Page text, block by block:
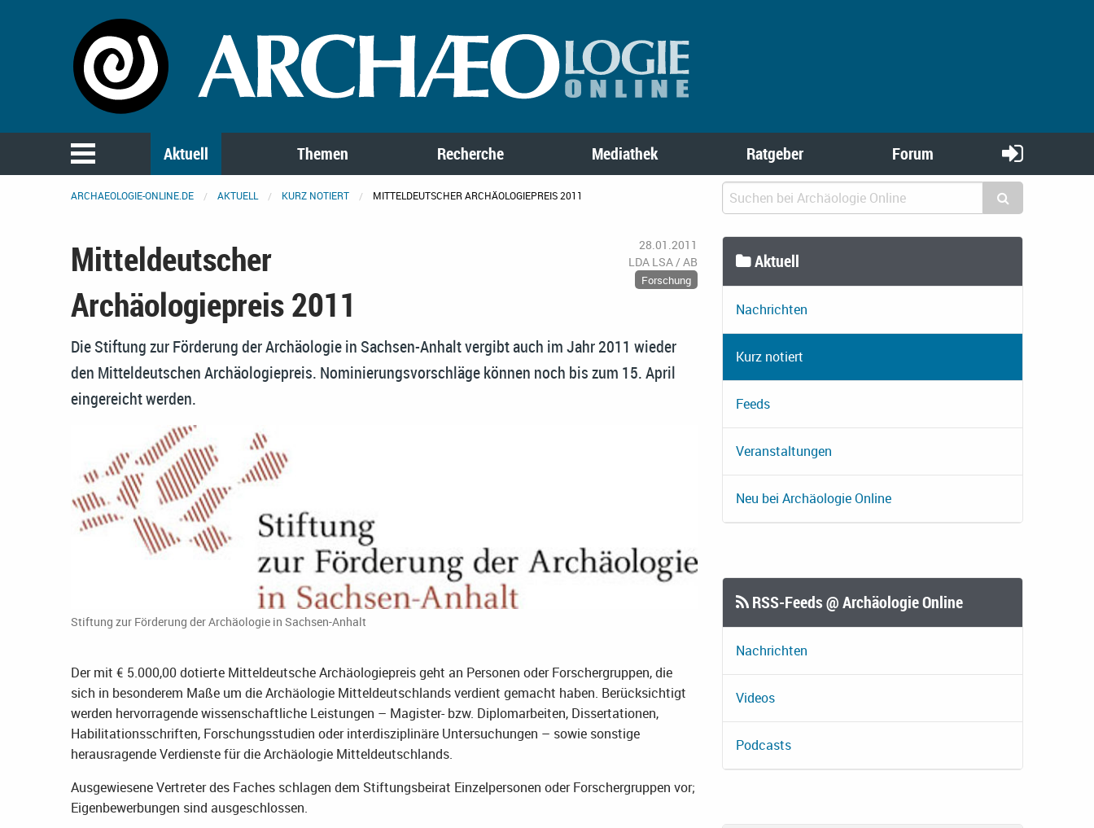
Aktuell Themen Recherche Mediathek Ratgeber Forum
ARCHAEOLOGIE-ONLINE.DE AKTUELL KURZ NOTIERT MITTELDEUTSCHER ARCHÄOLOGIEPREIS 2011
Mitteldeutscher
Archäologiepreis 2011
28.01.2011
LDA LSA / AB
Forschung
Die Stiftung zur Förderung der Archäologie in Sachsen-Anhalt vergibt auch im Jahr 2011 wieder
den Mitteldeutschen Archäologiepreis. Nominierungsvorschläge können noch bis zum 15. April
eingereicht werden.
Stiftung zur Förderung der Archäologie in Sachsen-Anhalt
Der mit € 5.000,00 dotierte Mitteldeutsche Archäologiepreis geht an Personen oder­ Forscher­gruppen, die
sich in besonderem Maße um die Archäologie Mitteldeutschlands verdient gemacht haben. Berücksichtigt
werden hervorragende wissenschaftliche Leistungen – Magister- bzw. Diplomarbeiten, Dissertationen,
Habilitationsschriften, Forschungsstudien oder inter­disziplinäre Untersuchungen – sowie sonstige
herausragende Verdienste für die Archäologie Mitteldeutschlands.
Ausgewiesene Vertreter des Faches schlagen dem Stiftungsbeirat Einzelpersonen oder Forschergruppen vor;
Eigenbewerbungen sind ausgeschlossen.
Aktuell
Nachrichten
Kurz notiert
Feeds
Veranstaltungen
Neu bei Archäologie Online
RSS-Feeds @ Archäologie Online
Nachrichten
Videos
Podcasts